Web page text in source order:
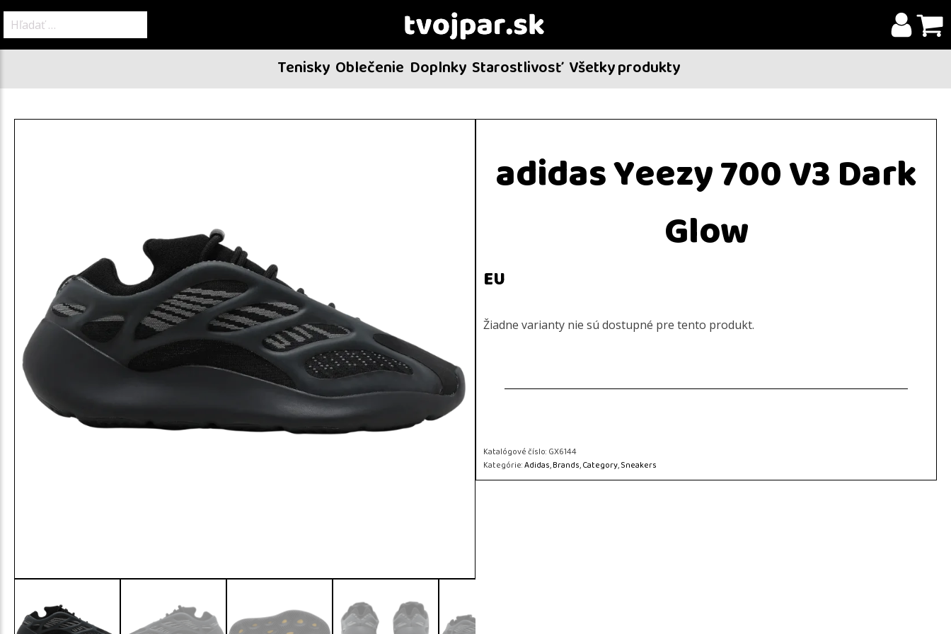
Tenisky Oblečenie Doplnky Starostlivosť Všetky produkty
adidas Yeezy 700 V3 Dark
Glow
EU
Žiadne varianty nie sú dostupné pre tento produkt.
Katalógové číslo:GX6144
Kategórie:Adidas,Brands,Category,Sneakers